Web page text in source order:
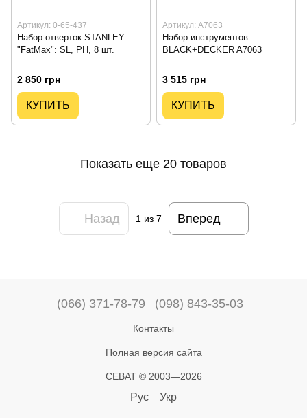
Артикул: 0-65-437
Набор отверток STANLEY
"FatMax": SL, PH, 8 шт.
2 850 грн
КУПИТЬ
Артикул: A7063
Набор инструментов
BLACK+DECKER A7063
3 515 грн
КУПИТЬ
Показать еще 20 товаров
Назад 1 из 7 Вперед
(066) 371-78-79 (098) 843-35-03
Контакты
Полная версия сайта
СЕВАТ © 2003—2026
Рус Укр